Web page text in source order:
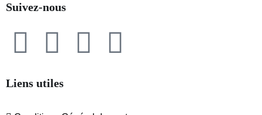
Suivez-nous
Liens utiles